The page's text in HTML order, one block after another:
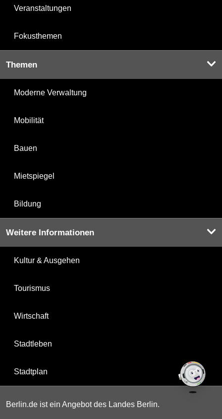
Veranstaltungen
Fokusthemen
Themen
Moderne Verwaltung
Mobilität
Bauen
Mietspiegel
Bildung
Weitere Informationen
Kultur & Ausgehen
Tourismus
Wirtschaft
Stadtleben
Stadtplan
Berlin.de ist ein Angebot des Landes Berlin.